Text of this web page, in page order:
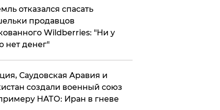
отказался спасать
продавцов
Wildberries: "Ни у
нет денег"
Саудовская Аравия и
создали военный союз
НАТО: Иран в гневе